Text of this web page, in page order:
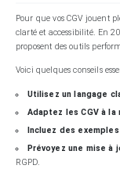
Pour que vos CGV jouent
clarté et accessibilité. En
proposent des outils
Voici quelques conseils
Utilisez un langage
Adaptez les CGV à
Incluez des
Prévoyez une mise à
RGPD.